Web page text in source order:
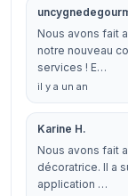
Nous avons fait
notre nouveau
services ! E…
il y a un an
Karine H.
Nous avons fait
décoratrice. Il a
application …